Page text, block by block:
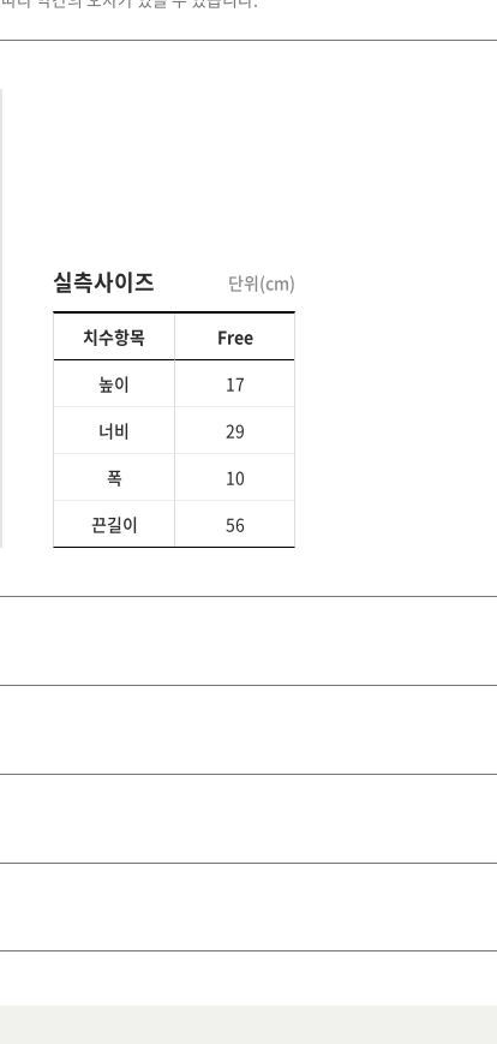
실측사이즈 단위(cm)
치수항목
Free
높이
17
너비
29
폭
10
끈길이
56